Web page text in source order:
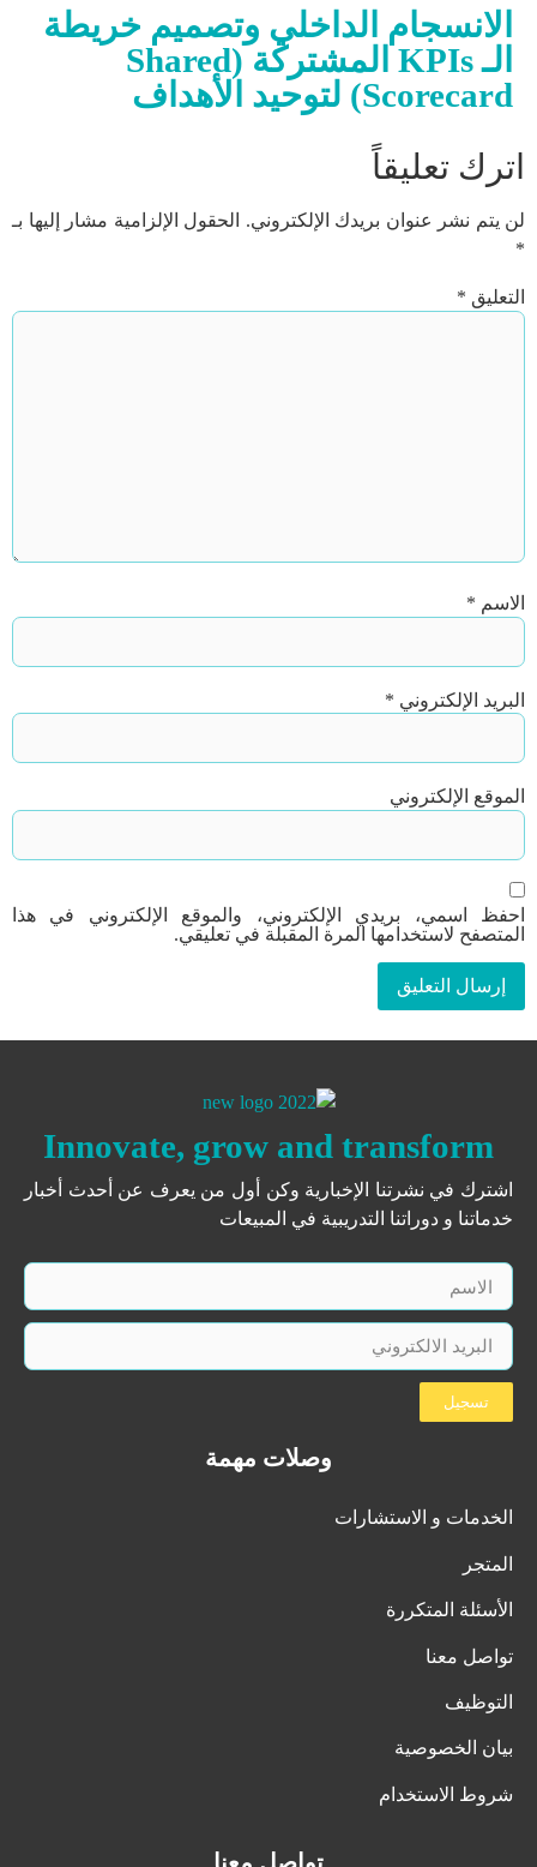
الانسجام الداخلي وتصميم خريطة
الـ KPIs المشتركة (Shared
Scorecard) لتوحيد الأهداف
اترك تعليقاً
لن يتم نشر عنوان بريدك الإلكتروني.
الحقول الإلزامية مشار إليها بـ
*
التعليق *
الاسم *
البريد الإلكتروني *
الموقع الإلكتروني
احفظ اسمي، بريدي الإلكتروني، والموقع الإلكتروني في هذا
المتصفح لاستخدامها المرة المقبلة في تعليقي.
Innovate, grow and transform
اشترك في نشرتنا الإخبارية وكن أول من يعرف عن أحدث أخبار
خدماتنا و دوراتنا التدريبية في المبيعات
تسجيل
وصلات مهمة
الخدمات و الاستشارات
المتجر
الأسئلة المتكررة
تواصل معنا
التوظيف
بيان الخصوصية
شروط الاستخدام